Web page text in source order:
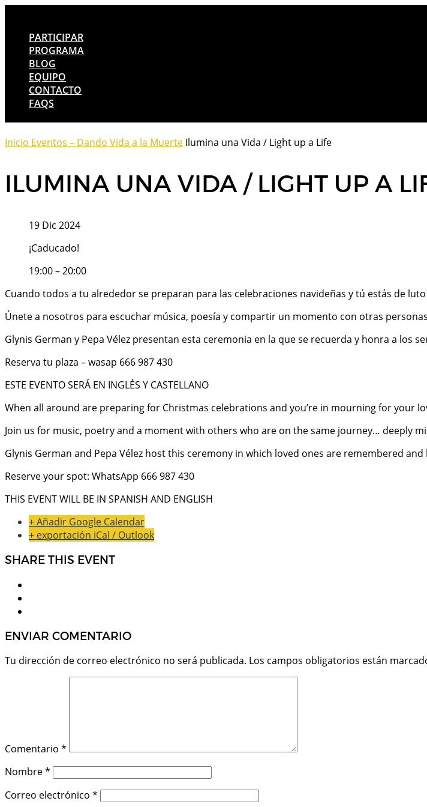
PARTICIPAR
PROGRAMA
BLOG
EQUIPO
CONTACTO
FAQS
Inicio Eventos – Dando Vida a la Muerte Ilumina una Vida / Light up a Life
ILUMINA UNA VIDA / LIGHT UP A
19 Dic 2024
¡Caducado!
19:00 – 20:00
Cuando todos a tu alrededor se preparan para las celebraciones navideñas y tú estás de
Únete a nosotros para escuchar música, poesía y compartir un momento con otras
Glynis German y Pepa Vélez presentan esta ceremonia en la que se recuerda y honra a los
Reserva tu plaza – wasap 666 987 430
ESTE EVENTO SERÁ EN INGLÉS Y CASTELLANO
When all around are preparing for Christmas celebrations and you’re in mourning for your
Join us for music, poetry and a moment with others who are on the same journey… deeply
Glynis German and Pepa Vélez host this ceremony in which loved ones are remembered
Reserve your spot: WhatsApp 666 987 430
THIS EVENT WILL BE IN SPANISH AND ENGLISH
+ Añadir Google Calendar
+ exportación iCal / Outlook
SHARE THIS EVENT
ENVIAR COMENTARIO
Tu dirección de correo electrónico no será publicada. Los campos obligatorios están
Comentario *
Nombre*
Correo electrónico *